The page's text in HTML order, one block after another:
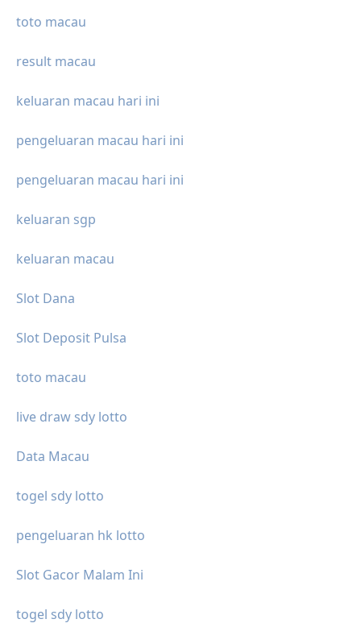
toto macau
result macau
keluaran macau hari ini
pengeluaran macau hari ini
pengeluaran macau hari ini
keluaran sgp
keluaran macau
Slot Dana
Slot Deposit Pulsa
toto macau
live draw sdy lotto
Data Macau
togel sdy lotto
pengeluaran hk lotto
Slot Gacor Malam Ini
togel sdy lotto